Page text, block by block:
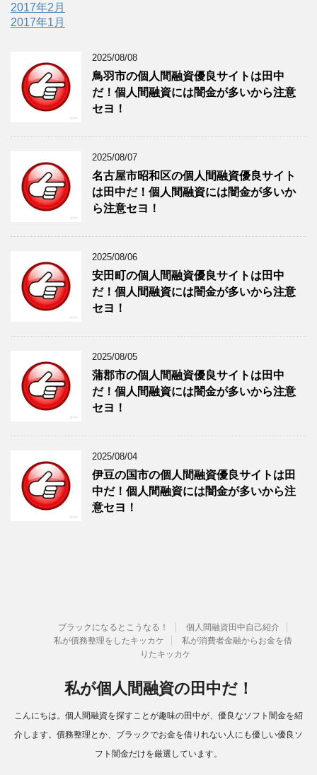
2017年2月
2017年1月
2025/08/08
鳥羽市の個人間融資優良サイトは田中
だ！個人間融資には闇金が多いから注意
セヨ！
2025/08/07
名古屋市昭和区の個人間融資優良サイト
は田中だ！個人間融資には闇金が多いか
ら注意セヨ！
2025/08/06
安田町の個人間融資優良サイトは田中
だ！個人間融資には闇金が多いから注意
セヨ！
2025/08/05
蒲郡市の個人間融資優良サイトは田中
だ！個人間融資には闇金が多いから注意
セヨ！
2025/08/04
伊豆の国市の個人間融資優良サイトは田
中だ！個人間融資には闇金が多いから注
意セヨ！
ブラックになるとこうなる！
個人間融資田中自己紹介
私が債務整理をしたキッカケ
私が消費者金融からお金を借
りたキッカケ
私が個人間融資の田中だ！
こんにちは。個人間融資を探すことが趣味の田中が、優良なソフト闇金を紹
介します。債務整理とか、ブラックでお金を借りれない人にも優しい優良ソ
フト闇金だけを厳選しています。